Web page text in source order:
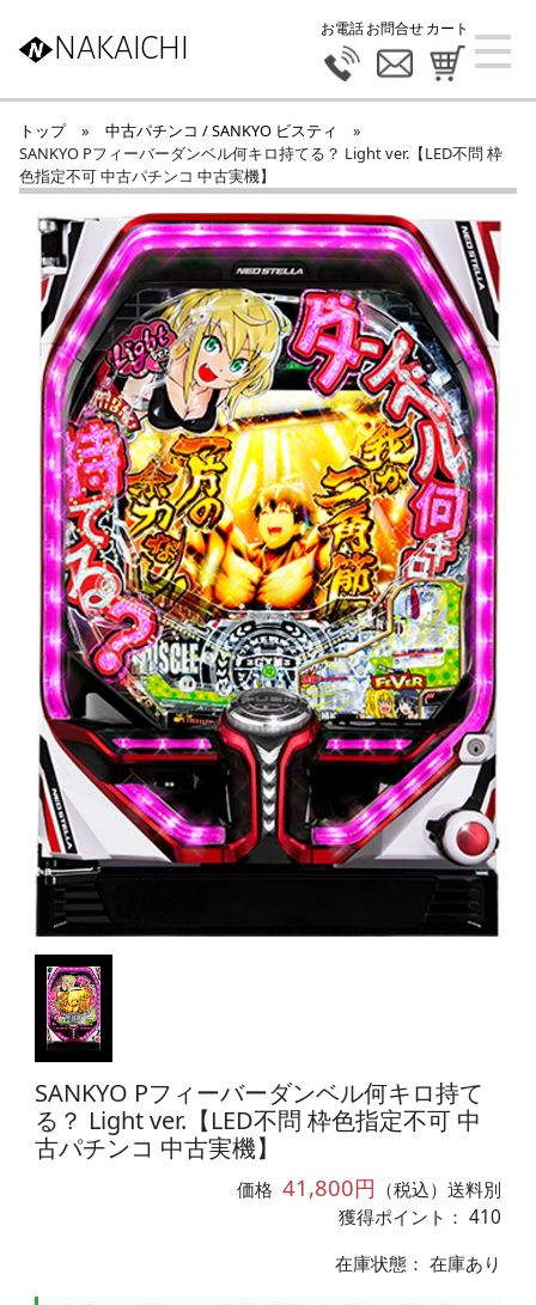
NAKAICHI
お電話お問合せカート
トップ » 中古パチンコ / SANKYO ビスティ
»
SANKYO Pフィーバーダンベル何キロ持てる？ Light ver.【LED不問 枠
色指定不可 中古パチンコ 中古実機】
SANKYO Pフィーバーダンベル何キロ持て
る？ Light ver.【LED不問 枠色指定不可 中
古パチンコ 中古実機】
価格41,800円 （税込）送料別
獲得ポイント： 410
在庫状態：在庫あり